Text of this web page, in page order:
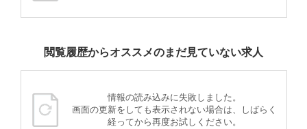
閲覧履歴からオススメのまだ見ていない求人
情報の読み込みに失敗しました。
画面の更新をしても表示されない場合は、しばらく
経ってから再度お試しください。